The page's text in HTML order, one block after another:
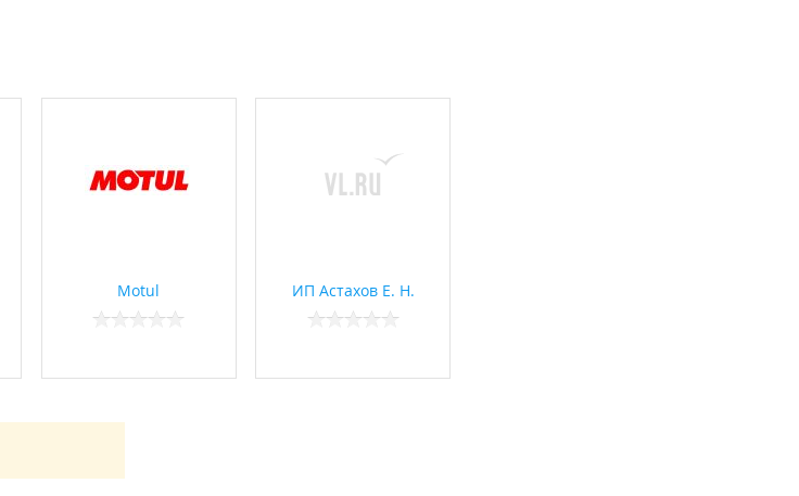
Motul ИП Астахов Е. Н.